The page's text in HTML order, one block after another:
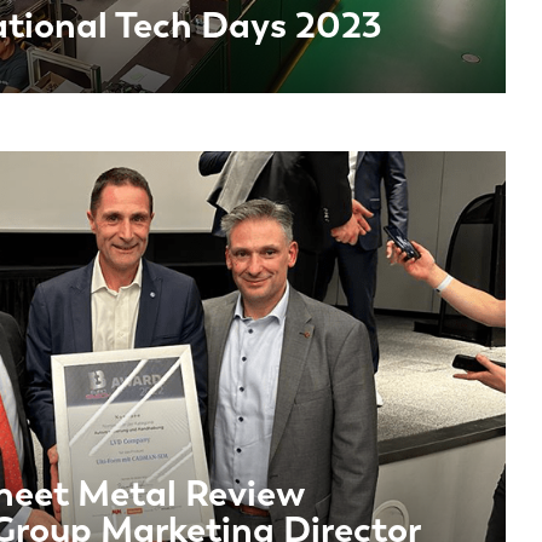
Tech Days 2023
Metal Review
Marketing Director